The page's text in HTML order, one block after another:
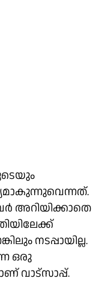
അറിയിക്കാതെ
നടപ്പായില്ല.
ഒരു
വാട്‌സാപ്പ്.